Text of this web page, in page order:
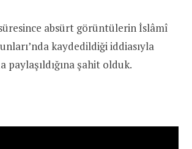
absürt görüntülerin İslâmî
kaydedildiği iddiasıyla
paylaşıldığına şahit olduk.